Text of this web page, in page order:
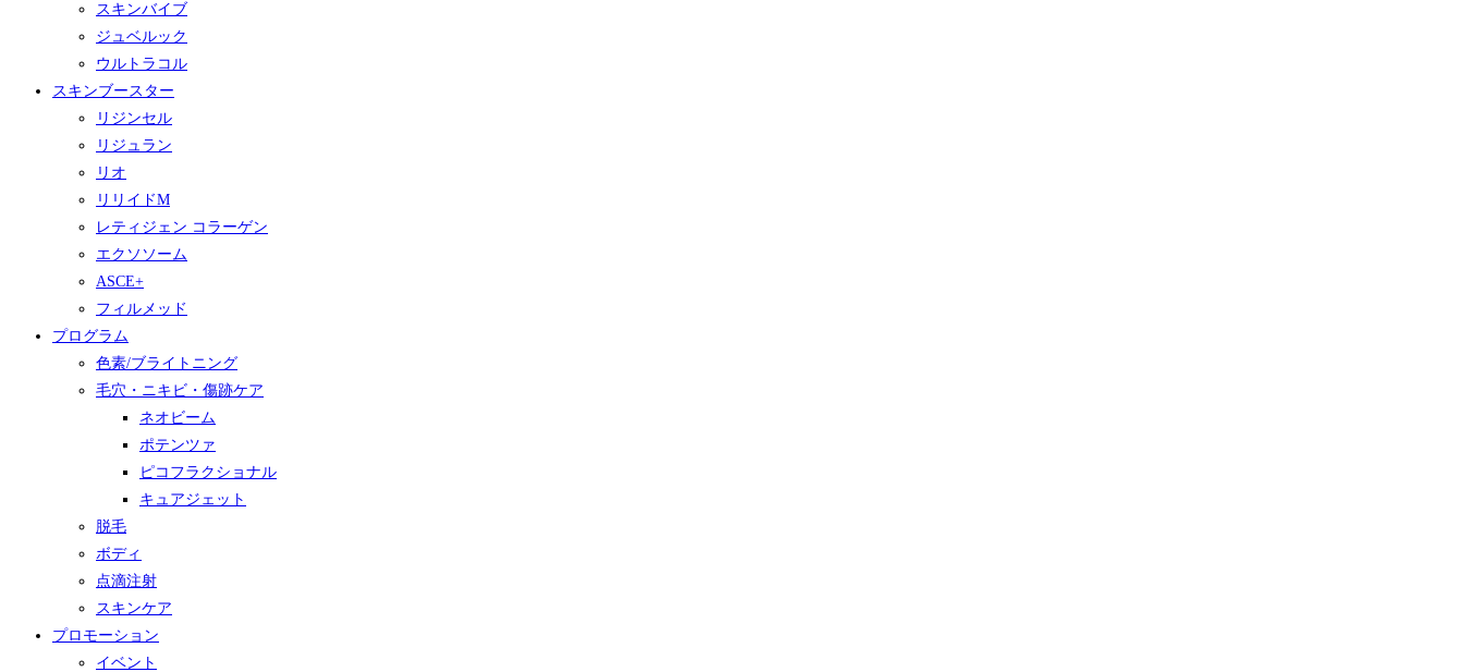
スキンバイブ
ジュベルック
ウルトラコル
スキンブースター
リジンセル
リジュラン
リオ
リリイドM
レティジェン コラーゲン
エクソソーム
ASCE+
フィルメッド
プログラム
色素/ブライトニング
毛穴・ニキビ・傷跡ケア
ネオビーム
ポテンツァ
ピコフラクショナル
キュアジェット
脱毛
ボディ
点滴注射
スキンケア
プロモーション
イベント